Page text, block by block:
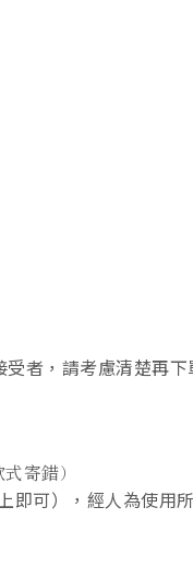
者，請考慮清楚再下
式寄錯）
可），經人為使用